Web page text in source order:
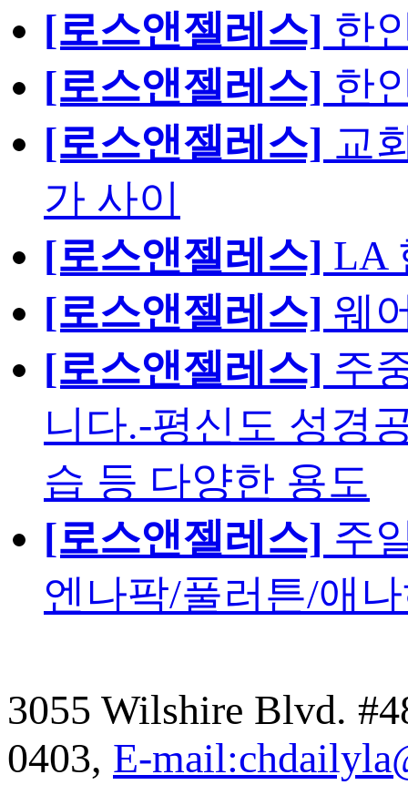
[로스앤젤레스] 한
[로스앤젤레스] 한
[로스앤젤레스] 교
가 사이
[로스앤젤레스] LA
[로스앤젤레스] 웨
[로스앤젤레스] 주
니다.-평신도 성경
습 등 다양한 용도
[로스앤젤레스] 주
엔나팍/풀러튼/애
3055 Wilshire Blvd.
0403, E-